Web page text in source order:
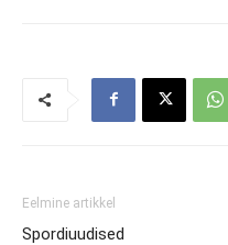
Eelmine artikkel
Spordiuudised